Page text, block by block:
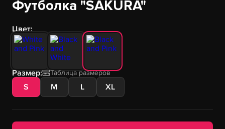
Футболка "SAKURA"
Цвет:
Размер: Таблица размеров
S M L XL